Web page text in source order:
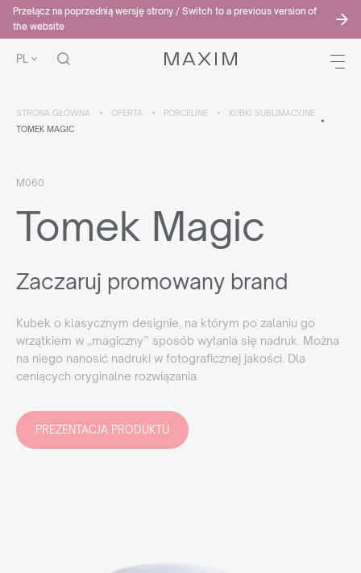
Przełącz na poprzednią wersję strony / Switch to a previous version of
the website
PL
STRONA GŁÓWNA OFERTA PORCELINE
KUBKI SUBLIMACYJNE
TOMEK MAGIC
M060
Tomek Magic
Zaczaruj promowany brand
Kubek o klasycznym designie, na którym po zalaniu go
wrzątkiem w „magiczny” sposób wyłania się nadruk. Można
na niego nanosić nadruki w fotograficznej jakości. Dla
ceniących oryginalne rozwiązania.
PREZENTACJA PRODUKTU